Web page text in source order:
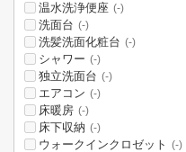
温水洗浄便座 (-)
洗面台 (-)
洗髪洗面化粧台 (-)
シャワー (-)
独立洗面台 (-)
エアコン (-)
床暖房 (-)
床下収納 (-)
ウォークインクロゼット (-)